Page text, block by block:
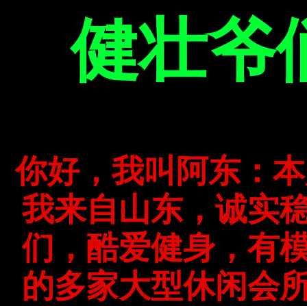
健壮爷
你好，我叫阿东：
我来自山东，诚实
们，酷爱健身，有
的多家大型休闲会